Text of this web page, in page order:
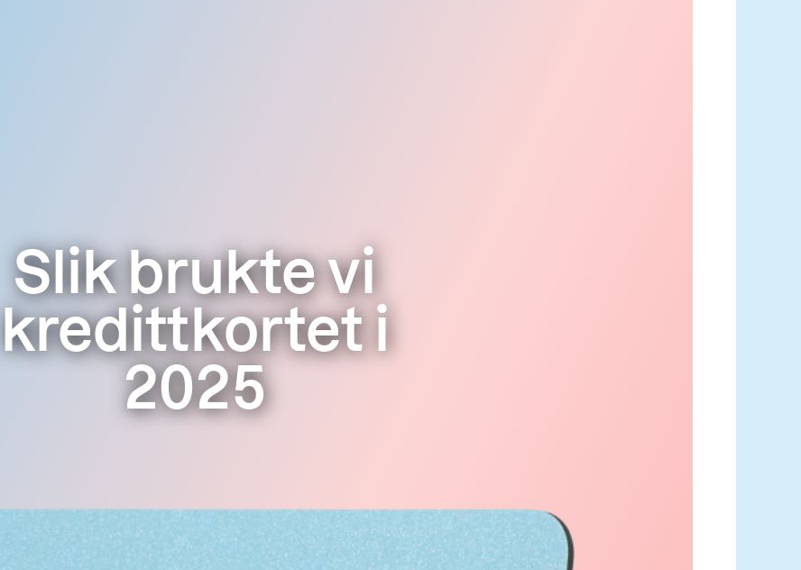
Slik brukte vi
kredittkortet i
2025